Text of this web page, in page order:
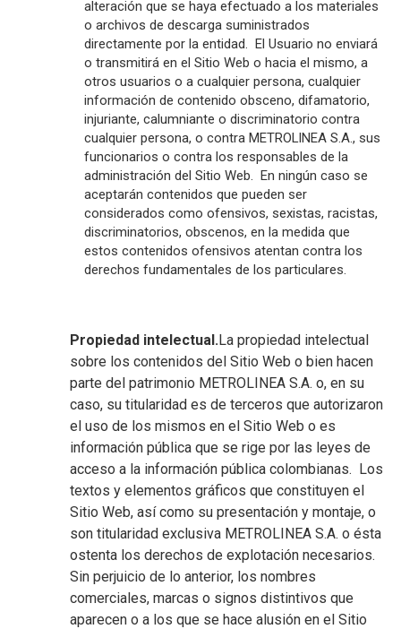
alteración que se haya efectuado a los materiales
o archivos de descarga suministrados
directamente por la entidad. El Usuario no enviará
o transmitirá en el Sitio Web o hacia el mismo, a
otros usuarios o a cualquier persona, cualquier
información de contenido obsceno, difamatorio,
injuriante, calumniante o discriminatorio contra
cualquier persona, o contra METROLINEA S.A., sus
funcionarios o contra los responsables de la
administración del Sitio Web. En ningún caso se
aceptarán contenidos que pueden ser
considerados como ofensivos, sexistas, racistas,
discriminatorios, obscenos, en la medida que
estos contenidos ofensivos atentan contra los
derechos fundamentales de los particulares.
Propiedad intelectual.La propiedad intelectual
sobre los contenidos del Sitio Web o bien hacen
parte del patrimonio METROLINEA S.A. o, en su
caso, su titularidad es de terceros que autorizaron
el uso de los mismos en el Sitio Web o es
información pública que se rige por las leyes de
acceso a la información pública colombianas. Los
textos y elementos gráficos que constituyen el
Sitio Web, así como su presentación y montaje, o
son titularidad exclusiva METROLINEA S.A. o ésta
ostenta los derechos de explotación necesarios.
Sin perjuicio de lo anterior, los nombres
comerciales, marcas o signos distintivos que
aparecen o a los que se hace alusión en el Sitio